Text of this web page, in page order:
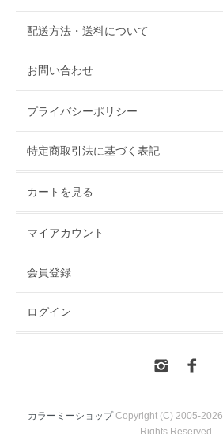
配送方法・送料について
お問い合わせ
プライバシーポリシー
特定商取引法に基づく表記
カートを見る
マイアカウント
会員登録
ログイン
カラーミーショップCopyright (C) 2005-2026